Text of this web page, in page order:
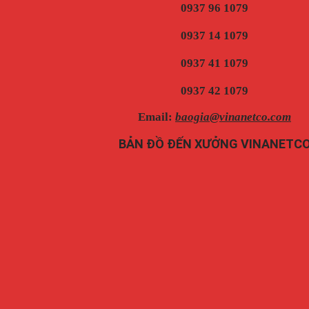
0937 96 1079
0937 14 1079
0937 41 1079
0937 42 1079
Email: baogia@vinanetco.com
BẢN ĐỒ ĐẾN XƯỞNG